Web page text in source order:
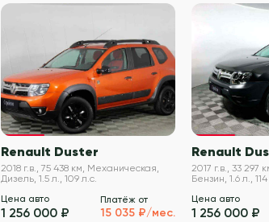
VIN проверен
Renault Duster
2018 г.в., 75 438 км, Механическая,
Дизель, 1.5 л., 109 л.с.
Цена авто
1 256 000 ₽
Платёж от
15 035 ₽/мес.
Renault
2017 г.в., 33 297
Бензин, 1.6 л.,
Цена авто
1 256 000 ₽